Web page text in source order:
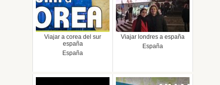
Viajar a corea del sur
españa
España
Viajar londres a españa
España